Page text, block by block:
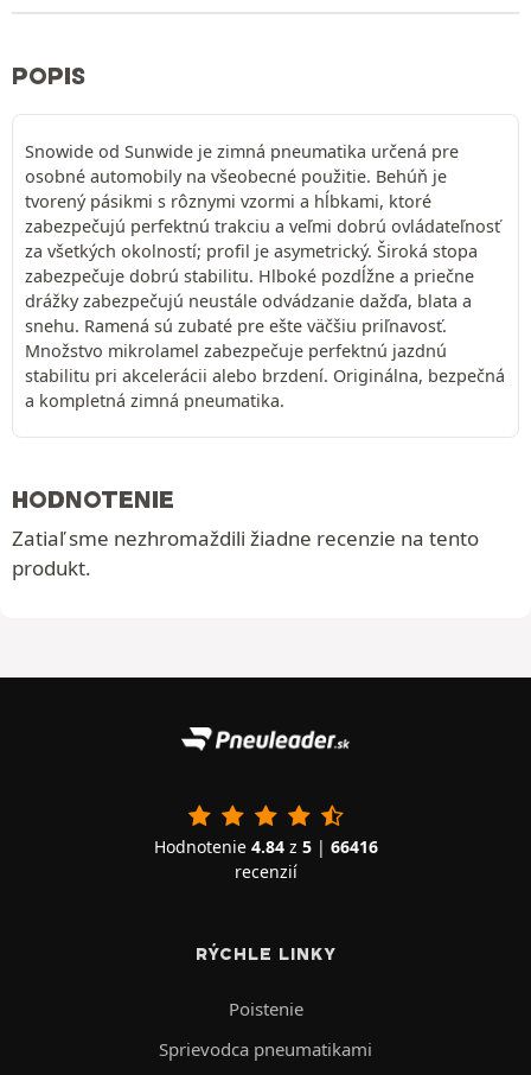
POPIS
Snowide od Sunwide je zimná pneumatika určená pre
osobné automobily na všeobecné použitie. Behúň je
tvorený pásikmi s rôznymi vzormi a hĺbkami, ktoré
zabezpečujú perfektnú trakciu a veľmi dobrú ovládateľnosť
za všetkých okolností; profil je asymetrický. Široká stopa
zabezpečuje dobrú stabilitu. Hlboké pozdĺžne a priečne
drážky zabezpečujú neustále odvádzanie dažďa, blata a
snehu. Ramená sú zubaté pre ešte väčšiu priľnavosť.
Množstvo mikrolamel zabezpečuje perfektnú jazdnú
stabilitu pri akcelerácii alebo brzdení. Originálna, bezpečná
a kompletná zimná pneumatika.
HODNOTENIE
Zatiaľ sme nezhromaždili žiadne recenzie na tento
produkt.
Hodnotenie 4.84z 5| 66416
recenzií
RÝCHLE LINKY
Poistenie
Sprievodca pneumatikami